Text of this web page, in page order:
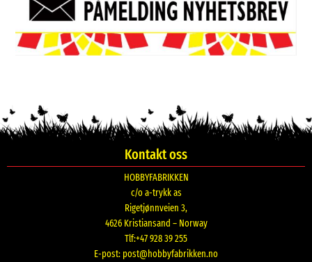
Kontakt oss
HOBBYFABRIKKEN
c/o a-trykk as
Rigetjønnveien 3,
4626 Kristiansand – Norway
Tlf:+47 928 39 255
E-post: post@hobbyfabrikken.no